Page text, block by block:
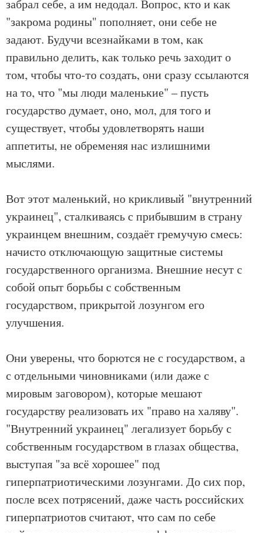
забрал себе, а им недодал. Вопрос, кто и как
"закрома родины" пополняет, они себе не
задают. Будучи всезнайками в том, как
правильно делить, как только речь заходит о
том, чтобы что-то создать, они сразу ссылаются
на то, что "мы люди маленькие" – пусть
государство думает, оно, мол, для того и
существует, чтобы удовлетворять наши
аппетиты, не обременяя нас излишними
мыслями.
Вот этот маленький, но крикливый "внутренний
украинец", сталкиваясь с прибывшим в страну
украинцем внешним, создаёт гремучую смесь:
начисто отключающую защитные системы
государственного организма. Внешние несут с
собой опыт борьбы с собственным
государством, прикрытой лозунгом его
улучшения.
Они уверены, что борются не с государством, а
с отдельными чиновниками (или даже с
мировым заговором), которые мешают
государству реализовать их "право на халяву".
"Внутренний украинец" легализует борьбу с
собственным государством в глазах общества,
выступая "за всё хорошее" под
гиперпатриотическими лозунгами. До сих пор,
после всех потрясений, даже часть российских
гиперпатриотов считают, что сам по себе